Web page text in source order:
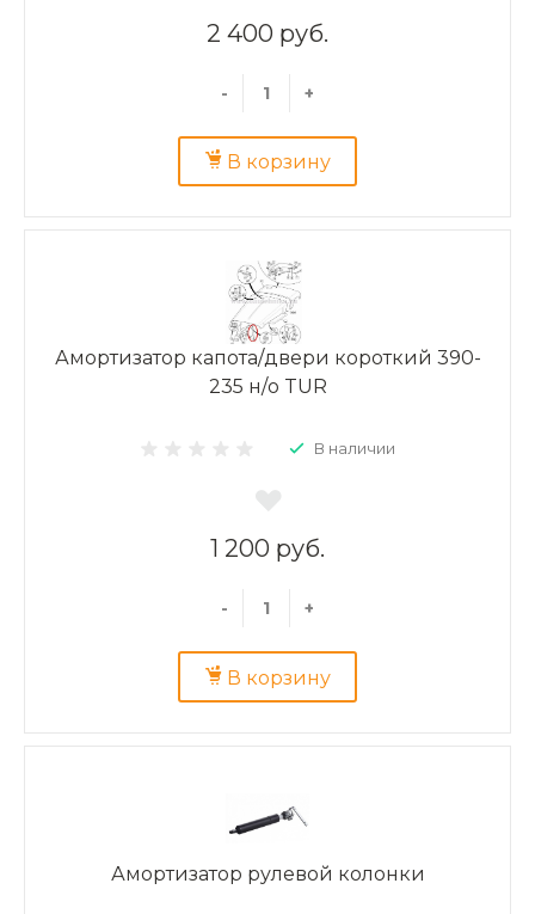
2 400 руб.
- +
В корзину
Амортизатор капота/двери короткий 390-
235 н/о TUR
В наличии
1 200 руб.
- +
В корзину
Амортизатор рулевой колонки